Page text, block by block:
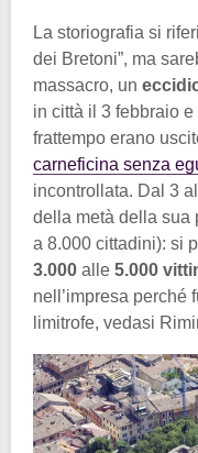
La storiografia si
dei Bretoni”, ma
massacro, un
in città il 3 febbraio
frattempo erano
carneficina senza
incontrollata. Dal 3
della metà della sua
a 8.000 cittadini): si
3.000 alle 5.000
nell’impresa perché
limitrofe, vedasi